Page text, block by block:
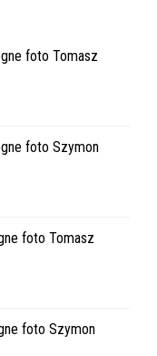
foto Tomasz
foto Szymon
foto Tomasz
foto Szymon